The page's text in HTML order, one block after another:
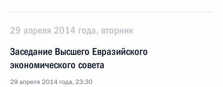
29 апреля 2014 года, вторник
Заседание Высшего Евразийского
экономического совета
29 апреля 2014 года, 23:30